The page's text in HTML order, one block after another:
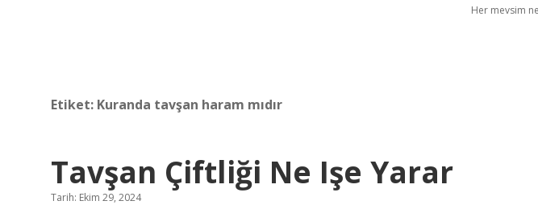
Her mevsim
Etiket: Kuranda tavşan haram mıdır
Tavşan Çiftliği Ne Işe Yarar
Tarih: Ekim 29, 2024